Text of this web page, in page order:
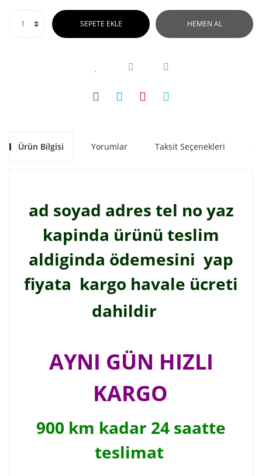
SEPETE EKLE HEMEN AL
Ürün Bilgisi Yorumlar Taksit Seçenekleri
ad soyad adres tel no yaz
kapinda ürünü teslim
aldiginda ödemesini yap
fiyata kargo havale ücreti
dahildir
AYNI GÜN HIZLI
KARGO
900 km kadar 24 saatte
teslimat